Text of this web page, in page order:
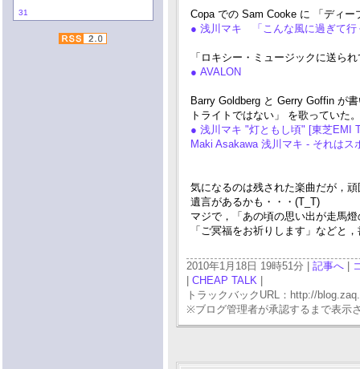
31
Copa での Sam Cooke に 「ディ
● 浅川マキ 「こんな風に過ぎて
「ロキシー・ミュージックに送ら
● AVALON
Barry Goldberg と Gerry Goffin が
トライトではない」 を歌っていた。
● 浅川マキ "灯ともし頃" [東芝EMI
Maki Asakawa 浅川マキ - それはス
気になるのは残された楽曲だが，
遺言があるかも・・・(T_T)
マジで，「あの頃の思い出が走馬
「ご冥福をお祈りします」などと
2010年1月18日 19時51分 | 記事へ
CHEAP TALK
トラックバックURL：http://
※ブログ管理者が承認するまで表示